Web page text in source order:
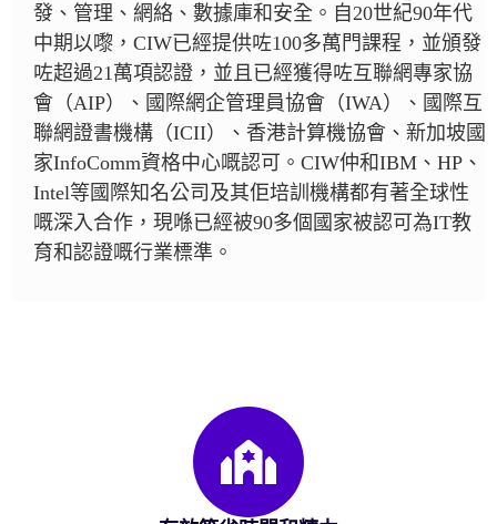
發、管理、網絡、數據庫和安全。自20世紀90年代
中期以嚟，CIW已經提供咗100多萬門課程，並頒發
咗超過21萬項認證，並且已經獲得咗互聯網專家協
會（AIP）、國際網企管理員協會（IWA）、國際互
聯網證書機構（ICII）、香港計算機協會、新加坡國
家InfoComm資格中心嘅認可。CIW仲和IBM、HP、
Intel等國際知名公司及其佢培訓機構都有著全球性
嘅深入合作，現喺已經被90多個國家被認可為IT教
育和認證嘅行業標準。